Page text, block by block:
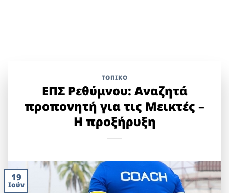
ΤΟΠΙΚΌ
ΕΠΣ Ρεθύμνου: Αναζητά
προπονητή για τις Μεικτές –
Η προξήρυξη
19
Ιούν